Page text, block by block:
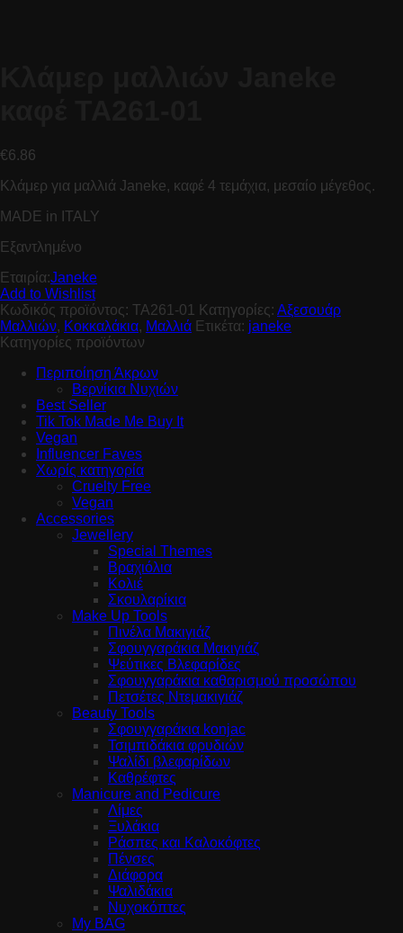
€6.86
Κλάμερ για μαλλιά Janeke, καφέ 4 τεμάχια, μεσαίο μέγεθος.
MADE in ITALY
Εξαντλημένο
Εταιρία:Janeke
Add to Wishlist
Κωδικός προϊόντος: TA261-01 Κατηγορίες: Αξεσουάρ
Μαλλιών, Κοκκαλάκια, Μαλλιά Ετικέτα: janeke
Κατηγορίες προϊόντων
Περιποίηση Άκρων
Βερνίκια Νυχιών
Best Seller
Tik Tok Made Me Buy It
Vegan
Influencer Faves
Χωρίς κατηγορία
Cruelty Free
Vegan
Accessories
Jewellery
Special Themes
Βραχιόλια
Κολιέ
Σκουλαρίκια
Make Up Tools
Πινέλα Μακιγιάζ
Σφουγγαράκια Μακιγιάζ
Ψεύτικες Βλεφαρίδες
Σφουγγαράκια καθαρισμού προσώπου
Πετσέτες Ντεμακιγιάζ
Beauty Tools
Σφουγγαράκια konjac
Τσιμπιδάκια φρυδιών
Ψαλίδι βλεφαρίδων
Καθρέφτες
Manicure and Pedicure
Λίμες
Ξυλάκια
Ράσπες και Καλοκόφτες
Πένσες
Διάφορα
Ψαλιδάκια
Νυχοκόπτες
My BAG